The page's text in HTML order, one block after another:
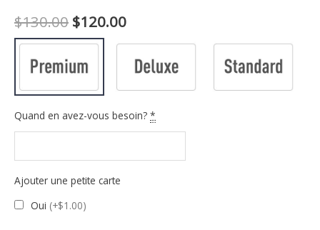
$130.00 Le
prix
initial
était :
$130.00.
$120.00Le
prix
actuel
$120.00.
Quand en avez-vous besoin? *
Ajouter une petite carte
Oui (+$1.00)